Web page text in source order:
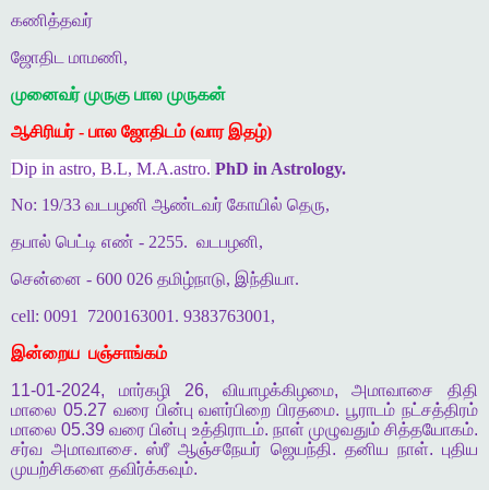
கணித்தவர்
ஜோதிட மாமணி,
முனைவர் முருகு பால முருகன்
ஆசிரியர் - பால ஜோதிடம் (வார இதழ்)
Dip in astro, B.L, M.A.astro. PhD in Astrology.
No: 19/33 வடபழனி ஆண்டவர் கோயில் தெரு,
தபால் பெட்டி எண் - 2255. வடபழனி,
சென்னை - 600 026 தமிழ்நாடு, இந்தியா.
cell: 0091
7200163001. 9383763001,
இன்றைய பஞ்சாங்கம்
11-01-2024, மார்கழி 26, வியாழக்கிழமை,அமாவாசை
திதி
மாலை 05.27 வரை பின்பு வளர்பிறை பிரதமை.பூராடம் நட்சத்திரம்
மாலை 05.39வரை பின்பு உத்திராடம். நாள் முழுவதும் சித்தயோகம்.
சர்வ அமாவாசை.ஸ்ரீ ஆஞ்சநேயர் ஜெயந்தி. தனிய நாள்.புதிய
முயற்சிகளை தவிர்க்கவும்.